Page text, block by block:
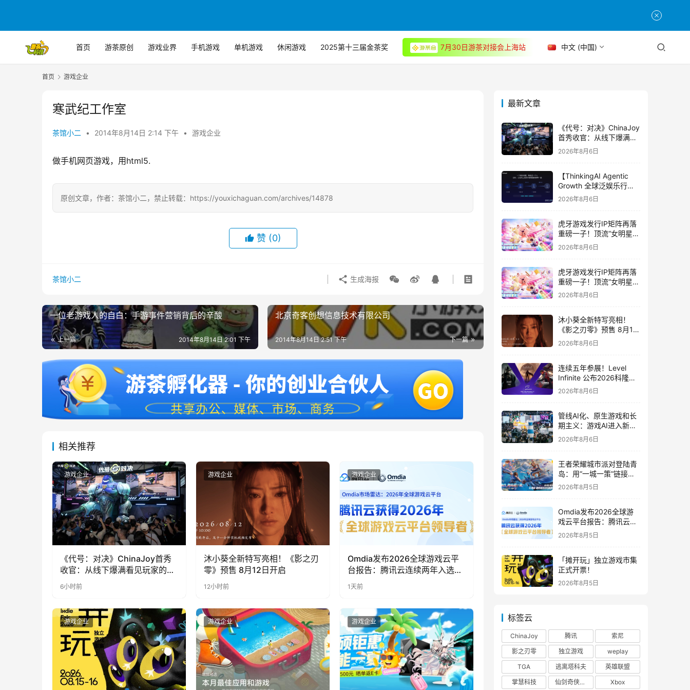
首页 游茶原创 游戏业界 手机游戏 单机游戏 休闲游戏 2025第十三届金茶奖 7月30日游茶对接会上海站 中文 (中国)
首页 游戏企业
寒武纪工作室
茶馆小二 • 2014年8月14日 2:14 下午 • 游戏企业
做手机网页游戏，用html5.
原创文章，作者：茶馆小二，禁止转载：https://youxichaguan.com/archives/14878
赞 (0)
茶馆小二 生成海报
一位老游戏人的自白：手游事件营销背后的辛酸
上一篇 2014年8月14日 2:01 下午
北京奇客创想信息技术有限公司
下一篇
2014年8月14日 2:51 下午
相关推荐
游戏企业
《代号：对决》ChinaJoy首秀
收官：从线下爆满看见玩家的真
实期待
6小时前
游戏企业
沐小葵全新特写亮相！《影之刃
零》预售 8月12日开启
12小时前
游戏企业
Omdia发布2026全球游戏云平
台报告：腾讯云连续两年入选
“领导者”象限
1天前
游戏企业 游戏企业 游戏企业
最新文章
《代号：对决》ChinaJoy
首秀收官：从线下爆满看
见玩家的真实期待
2026年8月6日
【ThinkingAI Agentic
Growth 全球泛娱乐行业
峰会】Agent 时代，人到
2026年8月6日
虎牙游戏发行IP矩阵再落
重磅一子！顶流“女明星”
ZANMANG LOOPY 正版
3D消除手游《消消奇遇》
2026年8月6日
虎牙游戏发行IP矩阵再落
重磅一子！顶流“女明星”
ZANMANG LOOPY 正版
2026年8月6日
沐小葵全新特写亮相！
《影之刃零》预售 8月12
日开启
2026年8月6日
连续五年参展！Level
Infinite 公布2026科隆游
戏展产品阵容
2026年8月6日
管线AI化、原生游戏和长
期主义：游戏AI进入新共
识时代
2026年8月6日
王者荣耀城市派对登陆青
岛：用“一城一策”链接海
洋场景，以双向奔赴带动
2026年8月5日
Omdia发布2026全球游
戏云平台报告：腾讯云连
续两年入选“领导者”象限
2026年8月5日
「摊开玩」独立游戏市集
正式开票！
2026年8月5日
标签云
ChinaJoy 腾讯
索尼
影之刃零
独立游戏
weplay
TGA
逃离塔科夫
英雄联盟
掌慧科技
仙剑奇侠传四 Xbox